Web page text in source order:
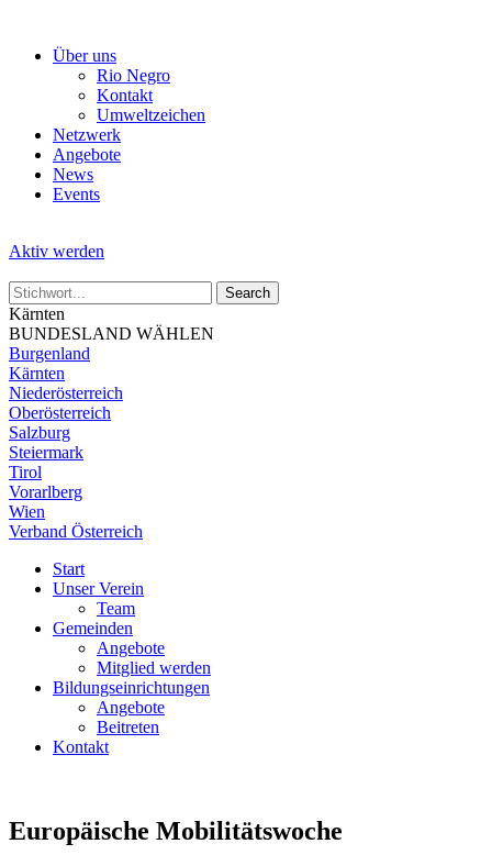
Über uns
Rio Negro
Kontakt
Umweltzeichen
Netzwerk
Angebote
News
Events
Aktiv werden
Kärnten
BUNDESLAND WÄHLEN
Burgenland
Kärnten
Niederösterreich
Oberösterreich
Salzburg
Steiermark
Tirol
Vorarlberg
Wien
Verband Österreich
Start
Unser Verein
Team
Gemeinden
Angebote
Mitglied werden
Bildungseinrichtungen
Angebote
Beitreten
Kontakt
Europäische Mobilitätswoche